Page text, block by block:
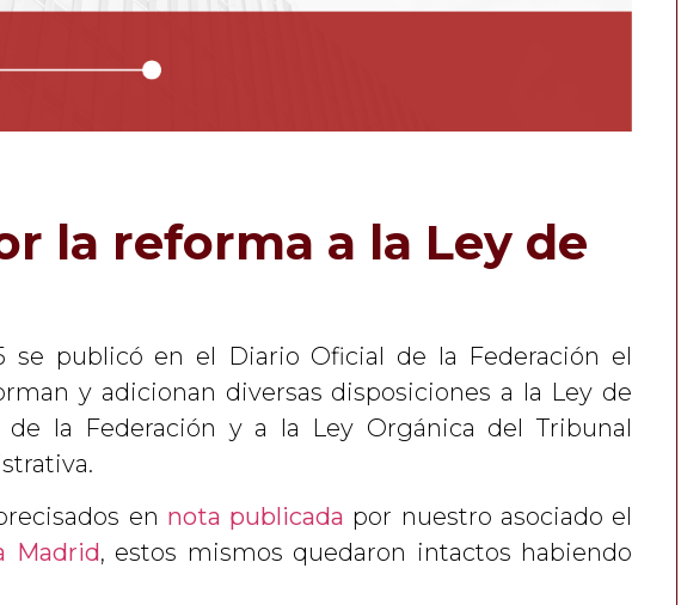
la reforma a la Ley de
se publicó en el Diario Oficial de la Federación el
y adicionan diversas disposiciones a la Ley de
de la Federación y a la Ley Orgánica del Tribunal
en nota publicada por nuestro asociado el
Madrid, estos mismos quedaron intactos habiendo